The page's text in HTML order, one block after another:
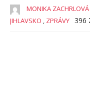
MONIKA ZACHRLOVÁ
JIHLAVSKO , ZPRÁVY 396